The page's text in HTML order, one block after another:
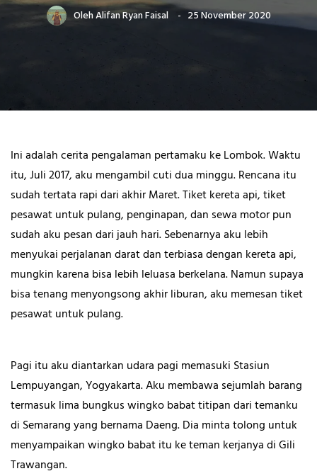
OlehAlifan Ryan Faisal 25 November 2020
Ini adalah cerita pengalaman pertamaku ke Lombok. Waktu
itu, Juli 2017, aku mengambil cuti dua minggu. Rencana itu
sudah tertata rapi dari akhir Maret. Tiket kereta api, tiket
pesawat untuk pulang, penginapan, dan sewa motor pun
sudah aku pesan dari jauh hari. Sebenarnya aku lebih
menyukai perjalanan darat dan terbiasa dengan kereta api,
mungkin karena bisa lebih leluasa berkelana. Namun supaya
bisa tenang menyongsong akhir liburan, aku memesan tiket
pesawat untuk pulang.
Pagi itu aku diantarkan udara pagi memasuki Stasiun
Lempuyangan, Yogyakarta. Aku membawa sejumlah barang
termasuk lima bungkus wingko babat titipan dari temanku
di Semarang yang bernama Daeng. Dia minta tolong untuk
menyampaikan wingko babat itu ke teman kerjanya di Gili
Trawangan.